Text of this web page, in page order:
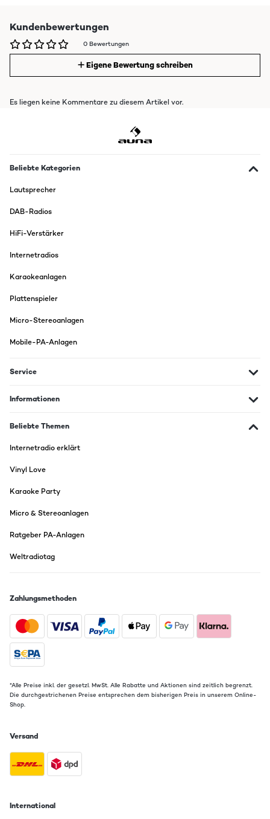
Kundenbewertungen
0 Bewertungen
Eigene Bewertung schreiben
Es liegen keine Kommentare zu diesem Artikel vor.
Beliebte Kategorien
Lautsprecher
DAB-Radios
HiFi-Verstärker
Internetradios
Karaokeanlagen
Plattenspieler
Micro-Stereoanlagen
Mobile-PA-Anlagen
Service
Informationen
Beliebte Themen
Internetradio erklärt
Vinyl Love
Karaoke Party
Micro & Stereoanlagen
Ratgeber PA-Anlagen
Weltradiotag
Zahlungsmethoden
*Alle Preise inkl. der gesetzl. MwSt. Alle Rabatte und Aktionen sind zeitlich begrenzt.
Die durchgestrichenen Preise entsprechen dem bisherigen Preis in unserem Online-
Shop.
Versand
International